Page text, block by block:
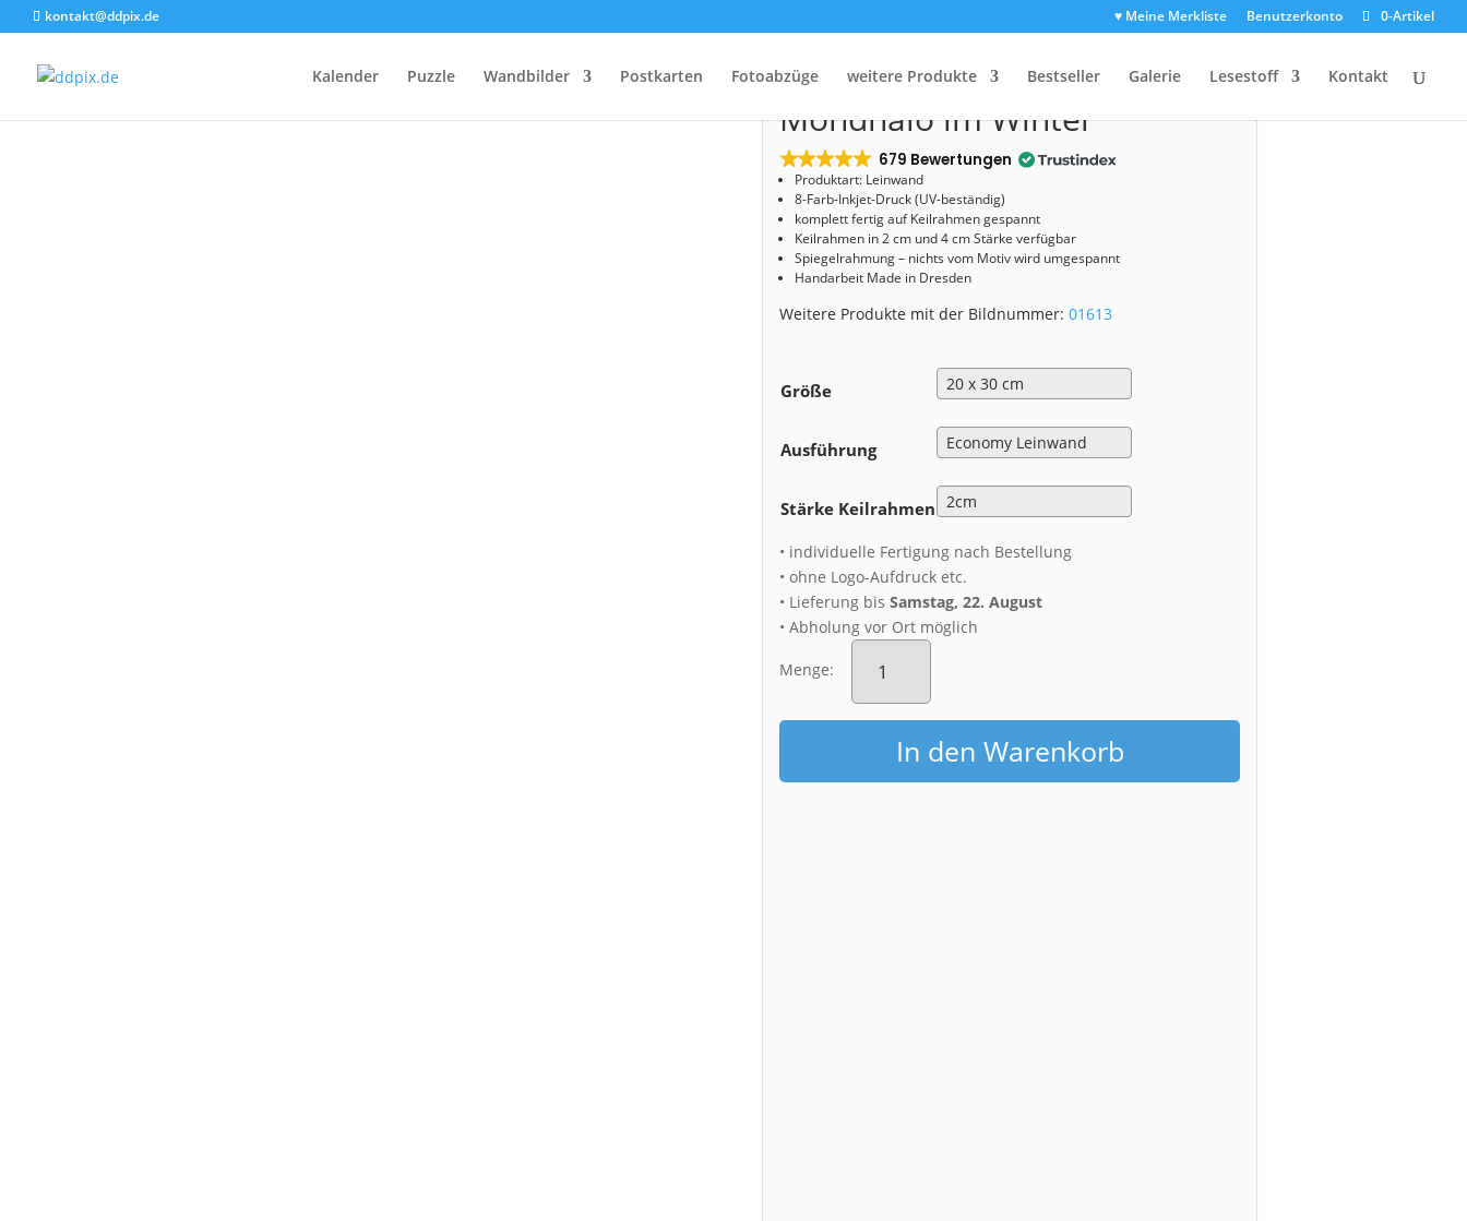
kontakt@ddpix.de ♥ Meine Merkliste Benutzerkonto 0-Artikel
Kalender Puzzle Wandbilder Postkarten Fotoabzüge weitere Produkte Bestseller Galerie Lesestoff Kontakt
Start/Shop/Leinwand/ Leinwand (01613) Mondhalo im Winter
Leinwand (01613)
Mondhalo im Winter
679 Bewertungen
Produktart: Leinwand
8-Farb-Inkjet-Druck (UV-beständig)
komplett fertig auf Keilrahmen gespannt
Keilrahmen in 2 cm und 4 cm Stärke verfügbar
Spiegelrahmung – nichts vom Motiv wird umgespannt
Handarbeit Made in Dresden
Weitere Produkte mit der Bildnummer:01613
Größe
Ausführung
Stärke Keilrahmen
• individuelle Fertigung nach Bestellung
• ohne Logo-Aufdruck etc.
• Lieferung bisSamstag, 22. August
• Abholung vor Ort möglich
Menge:
Leinwand
(01613)
im
Winter
MengeIn den Warenkorb